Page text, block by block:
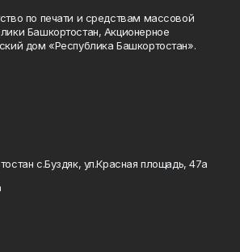
по печати и средствам массовой
Башкортостан, Акционерное
дом «Республика Башкортостан».
с.Буздяк, ул.Красная площадь, 47а